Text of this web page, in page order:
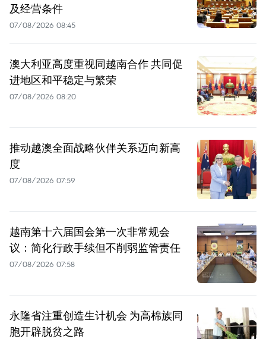
及经营条件
07/08/2026 08:45
澳大利亚高度重视同越南合作 共同促
进地区和平稳定与繁荣
07/08/2026 08:20
推动越澳全面战略伙伴关系迈向新高
度
07/08/2026 07:59
越南第十六届国会第一次非常规会
议：简化行政手续但不削弱监管责任
07/08/2026 07:58
永隆省注重创造生计机会 为高棉族同
胞开辟脱贫之路